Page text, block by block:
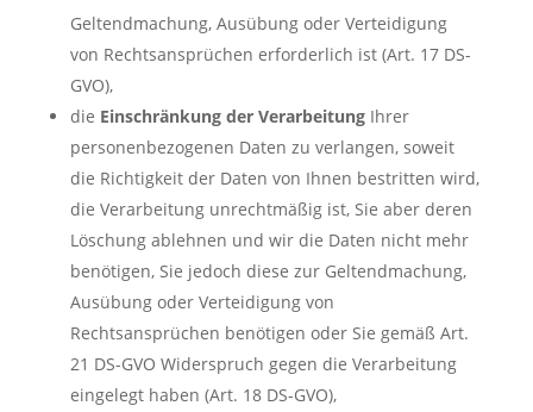
Geltendmachung, Ausübung oder Verteidigung
von Rechtsansprüchen erforderlich ist (Art. 17 DS-
GVO),
die Einschränkung der VerarbeitungIhrer
personenbezogenen Daten zu verlangen, soweit
die Richtigkeit der Daten von Ihnen bestritten wird,
die Verarbeitung unrechtmäßig ist, Sie aber deren
Löschung ablehnen und wir die Daten nicht mehr
benötigen, Sie jedoch diese zur Geltendmachung,
Ausübung oder Verteidigung von
Rechtsansprüchen benötigen oder Sie gemäß Art.
21 DS-GVO Widerspruch gegen die Verarbeitung
eingelegt haben (Art. 18 DS-GVO),